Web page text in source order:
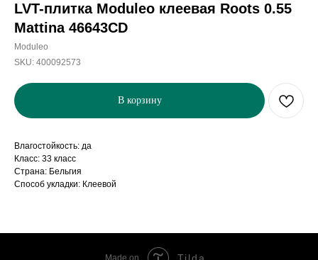
LVT-плитка Moduleo клеевая Roots 0.55
Mattina 46643CD
Moduleo
SKU: 400092573
В корзину
Влагостойкость: да
Класс: 33 класс
Страна: Бельгия
Способ укладки: Клеевой
Made on